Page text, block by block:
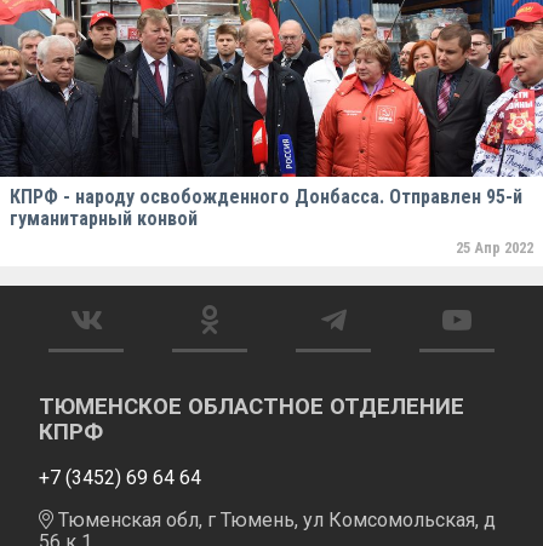
КПРФ - народу освобожденного Донбасса. Отправлен 95-й
гуманитарный конвой
25 Апр 2022
ТЮМЕНСКОЕ ОБЛАСТНОЕ ОТДЕЛЕНИЕ
КПРФ
+7 (3452) 69 64 64
Тюменская обл, г Тюмень, ул Комсомольская, д